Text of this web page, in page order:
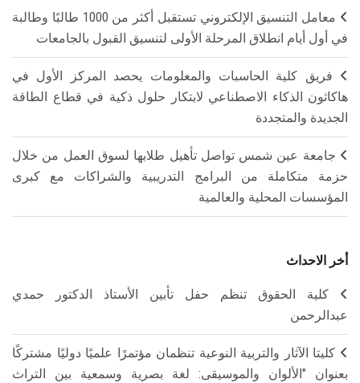
معامل التنسيق الإلكتروني تستقبل أكثر من 1000 طالبًا وطالبة
في أول أيام انطلاق المرحلة الأولى لتنسيق القبول بالجامعات
فريق كلية الحاسبات والمعلومات يحصد المركز الأول في
هاكاثون الذكاء الاصطناعي لابتكار حلول ذكية في قطاع الطاقة
الجديدة والمتجددة
جامعة عين شمس تواصل تأهيل طلابها لسوق العمل من خلال
حزمة متكاملة من البرامج التدريبية والشراكات مع كبرى
المؤسسات المحلية والعالمية
أخر الاحداث
كلية الحقوق تنظم حفل تأبين الأستاذ الدكتور حمدي
عبدالرحمن
كليتا الآثار والتربية النوعية تنظمان مؤتمرًا علميًا دوليًا مشتركًا
بعنوان "الألوان والموسيقى: لغة بصرية وسمعية بين التراث